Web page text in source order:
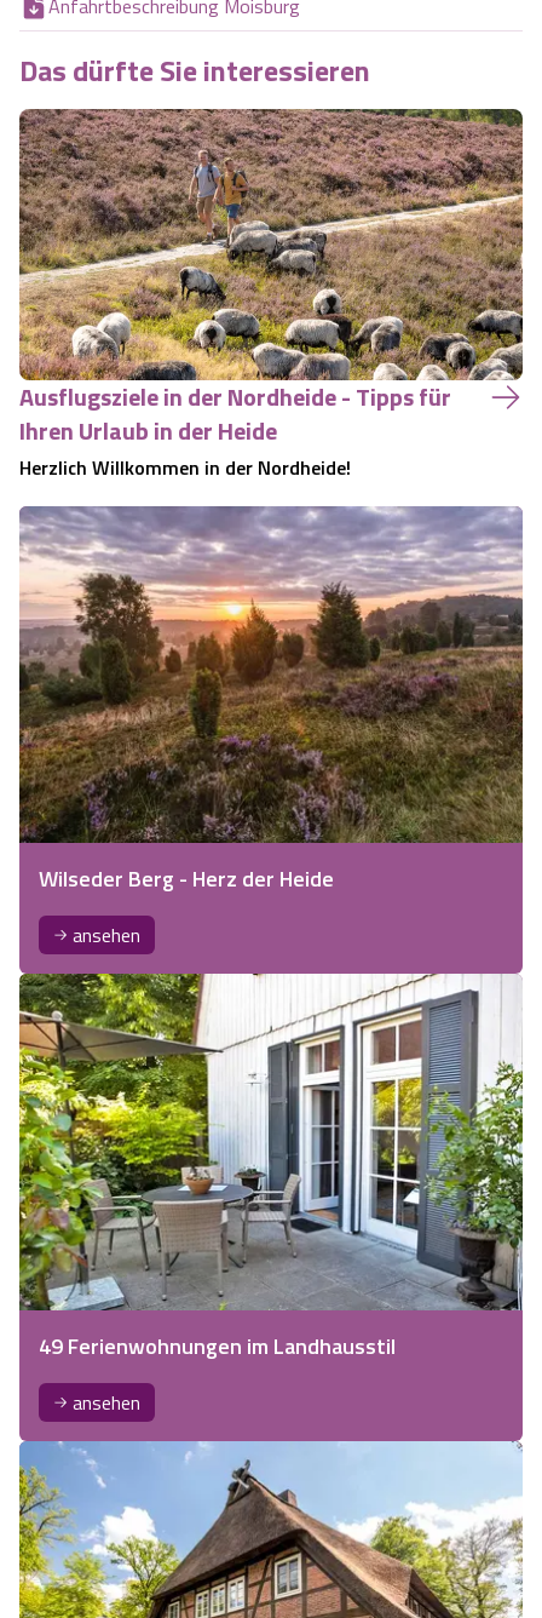
Anfahrtbeschreibung Moisburg
Das dürfte Sie interessieren
Ausflugsziele in der Nordheide - Tipps für
Ihren Urlaub in der Heide
Herzlich Willkommen in der Nordheide!
Wilseder Berg - Herz der Heide
ansehen
49 Ferienwohnungen im Landhausstil
ansehen